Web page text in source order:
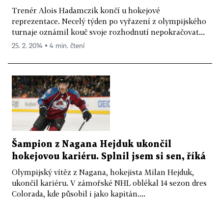
Trenér Alois Hadamczik končí u hokejové
reprezentace. Necelý týden po vyřazení z olympijského
turnaje oznámil kouč svoje rozhodnutí nepokračovat...
25. 2. 2014 ▪ 4 min. čtení
Šampion z Nagana Hejduk ukončil
hokejovou kariéru. Splnil jsem si sen, říká
Olympijský vítěz z Nagana, hokejista Milan Hejduk,
ukončil kariéru. V zámořské NHL oblékal 14 sezon dres
Colorada, kde působil i jako kapitán....